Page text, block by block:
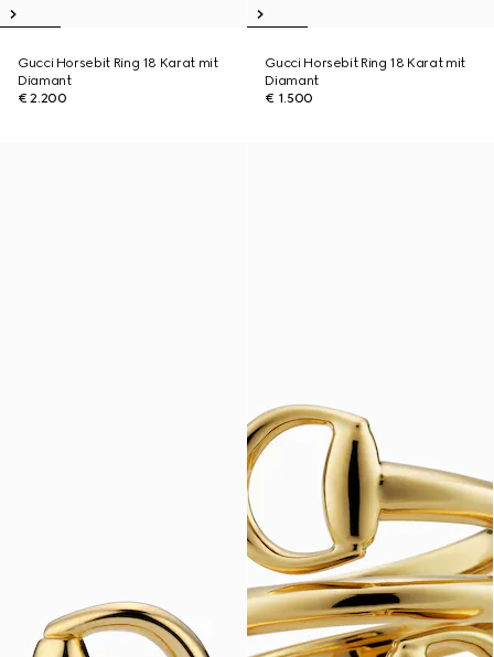
Gucci Horsebit Ring 18 Karat mit
Diamant
€ 2.200
Gucci Horsebit Ring 18 Karat mit
Diamant
€ 1.500